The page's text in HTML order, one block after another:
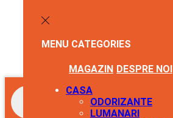
0
lei0.00
0
Nici un produs în coș.
MENU CATEGORIES
MAGAZIN DESPRE NOI
CASA
ODORIZANTE
LUMANARI
Products
search